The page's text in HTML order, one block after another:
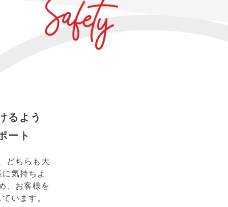
るよう
ート
どちらも大
気持ちよ
、お客様を
います。